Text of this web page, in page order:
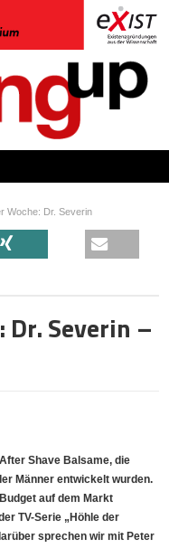
Woche: Dr. Severin
Severin –
Shave Balsame, die
Männer entwickelt wurden.
auf dem Markt
TV-Serie „Höhle der
sprechen wir mit Peter